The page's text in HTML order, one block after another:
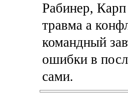
Рабинер,
травма а
командный
ошибки в
сами.